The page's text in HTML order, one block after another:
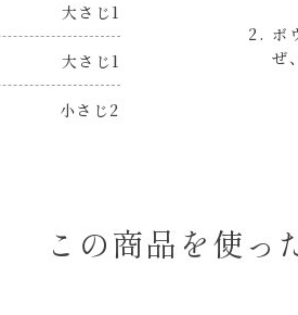
大さじ1
大さじ1
小さじ2
ボ
ぜ
この商品を使っ